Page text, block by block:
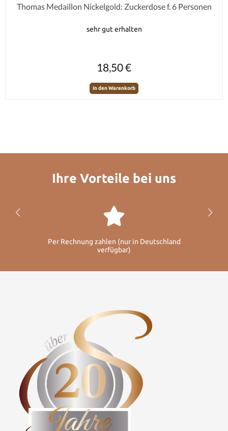
Durchschnittliche Bewertung von 0 von 5 Sternen
Thomas Medaillon Nickelgold: Zuckerdose f. 6 Personen
sehr gut erhalten
18,50 €
In den Warenkorb
Ihre Vorteile bei uns
Per Rechnung zahlen (nur in Deutschland
verfügbar)